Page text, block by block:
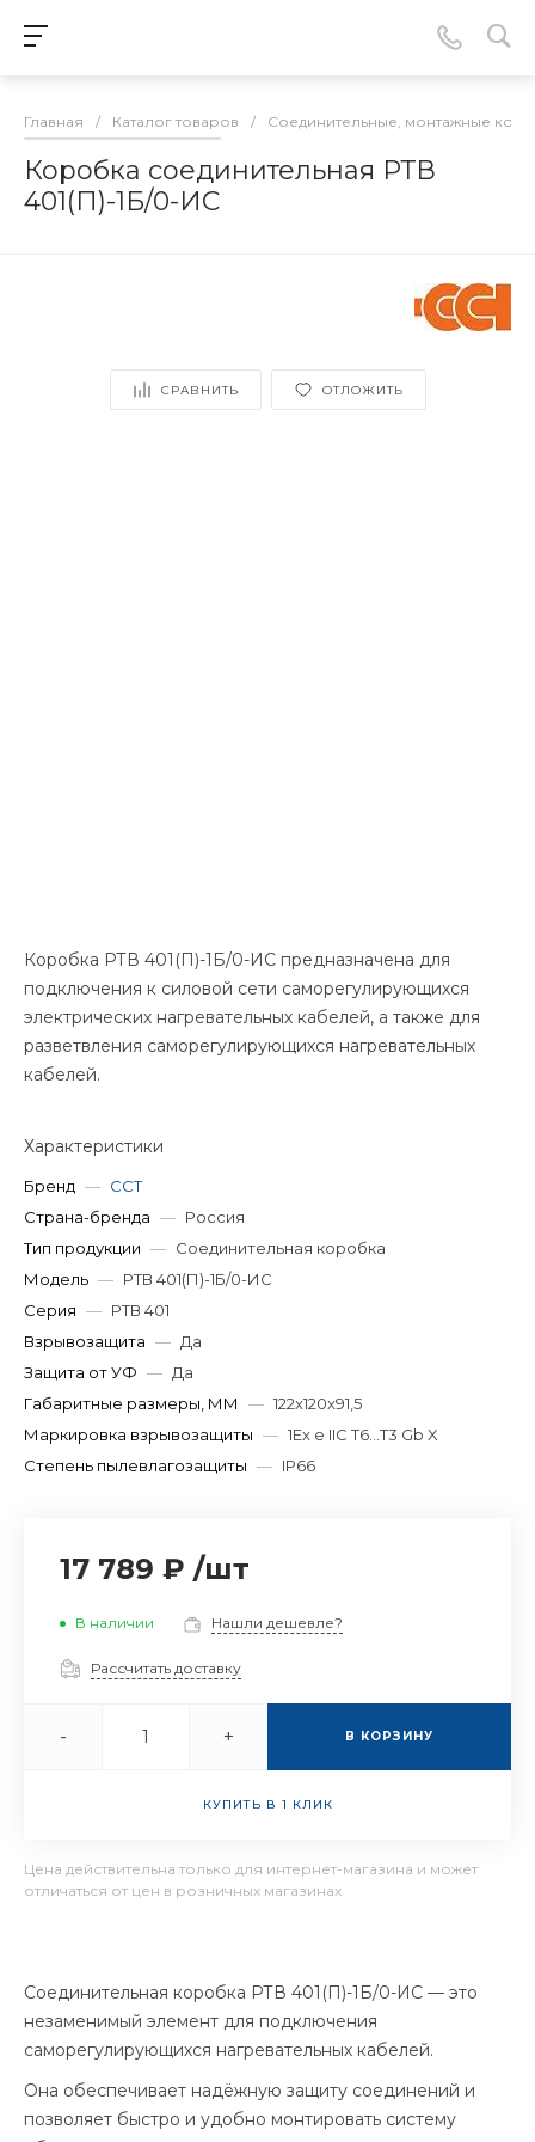
Главная / Каталог товаров / Соединительные, монтажные
Коробка соединительная РТВ
401(П)-1Б/0-ИС
СРАВНИТЬ ОТЛОЖИТЬ
Коробка РТВ 401(П)-1Б/0-ИС предназначена для
подключения к силовой сети саморегулирующихся
электрических нагревательных кабелей, а также для
разветвления саморегулирующихся нагревательных
кабелей.
Характеристики
Бренд — ССТ
Страна-бренда — Россия
Тип продукции — Соединительная коробка
Модель — РТВ 401(П)-1Б/0-ИС
Серия — РТВ 401
Взрывозащита — Да
Защита от УФ — Да
Габаритные размеры, ММ
— 122x120x91,5
Маркировка взрывозащиты — 1Ex e IIC T6...T3 Gb X
Степень пылевлагозащиты — IP66
17 789 ₽ /шт
В наличии Нашли дешевле?
Рассчитать доставку
- + В КОРЗИНУ
КУПИТЬ В 1 КЛИК
Цена действительна только для интернет-магазина и может
отличаться от цен в розничных магазинах
Соединительная коробка РТВ 401(П)-1Б/0-ИС — это
незаменимый элемент для подключения
саморегулирующихся нагревательных кабелей.
Она обеспечивает надёжную защиту соединений и
позволяет быстро и удобно монтировать систему